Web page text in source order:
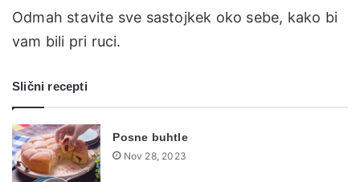
Odmah stavite sve sastojkek oko sebe, kako bi
vam bili pri ruci.
Slični recepti
Posne buhtle
Nov 28, 2023